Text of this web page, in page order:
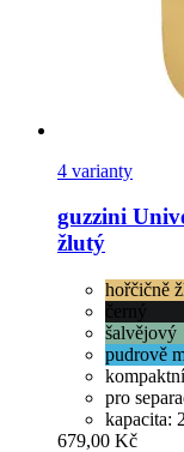
4 varianty
guzzini
žlutý
hořčičně
černý
šalvějový
pudrově
pro
kapacita:
679,00 Kč